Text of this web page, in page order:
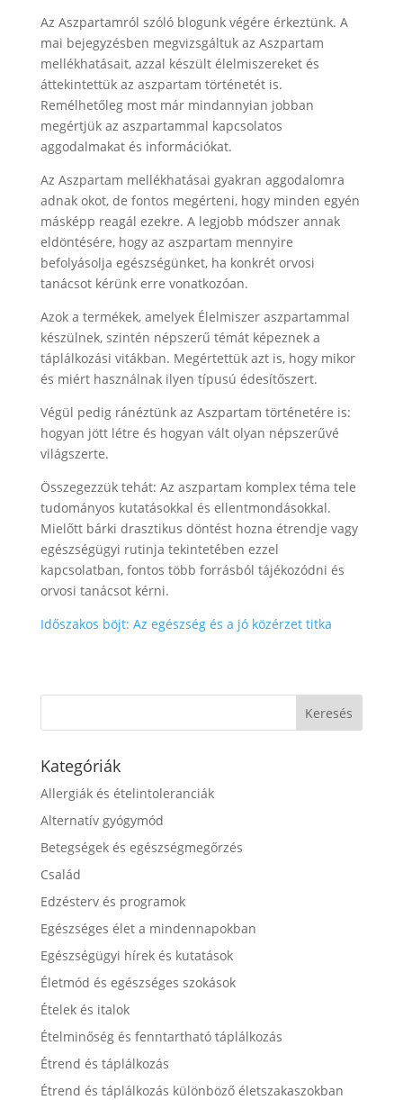
Az Aszpartamról szóló blogunk végére érkeztünk. A
mai bejegyzésben megvizsgáltuk az Aszpartam
mellékhatásait, azzal készült élelmiszereket és
áttekintettük az aszpartam történetét is.
Remélhetőleg most már mindannyian jobban
megértjük az aszpartammal kapcsolatos
aggodalmakat és információkat.
Az Aszpartam mellékhatásai gyakran aggodalomra
adnak okot, de fontos megérteni, hogy minden egyén
másképp reagál ezekre. A legjobb módszer annak
eldöntésére, hogy az aszpartam mennyire
befolyásolja egészségünket, ha konkrét orvosi
tanácsot kérünk erre vonatkozóan.
Azok a termékek, amelyek Élelmiszer aszpartammal
készülnek, szintén népszerű témát képeznek a
táplálkozási vitákban. Megértettük azt is, hogy mikor
és miért használnak ilyen típusú édesítőszert.
Végül pedig ránéztünk az Aszpartam történetére is:
hogyan jött létre és hogyan vált olyan népszerűvé
világszerte.
Összegezzük tehát: Az aszpartam komplex téma tele
tudományos kutatásokkal és ellentmondásokkal.
Mielőtt bárki drasztikus döntést hozna étrendje vagy
egészségügyi rutinja tekintetében ezzel
kapcsolatban, fontos több forrásból tájékozódni és
orvosi tanácsot kérni.
Időszakos böjt: Az egészség és a jó közérzet titka
Kategóriák
Allergiák és ételintoleranciák
Alternatív gyógymód
Betegségek és egészségmegőrzés
Család
Edzésterv és programok
Egészséges élet a mindennapokban
Egészségügyi hírek és kutatások
Életmód és egészséges szokások
Ételek és italok
Ételminőség és fenntartható táplálkozás
Étrend és táplálkozás
Étrend és táplálkozás különböző életszakaszokban